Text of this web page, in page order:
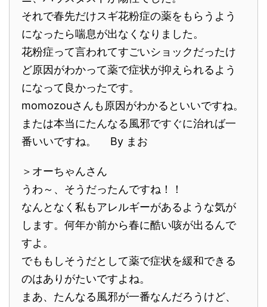
それで春先だけスギ花粉症の薬をもらうよう
になったら喘息が出なくなりました。
花粉症って言われてすごいショックだったけ
ど原因がわかって薬で症状が抑えられるよう
になって良かったです。
momozouさんも原因がわかるといいですね。
または本当にたんなる風邪ですぐに治れば一
番いいですね。 By まお
＞オーちゃんさん
うわ～、そうだったんですね！！
なんとなく私もアレルギーがあるような気が
します。何年か前から春に酷い咳が出るんで
すよ。
でももしそうだとして薬で症状を緩和できる
のはありがたいですよね。
まあ、たんなる風邪が一番なんだろうけど、